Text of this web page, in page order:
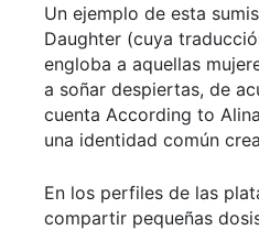
Un ejemplo de esta
Daughter (cuya
engloba a aquellas
a soñar despiertas, de
cuenta According to
una identidad común
En los perfiles de las
compartir pequeñas